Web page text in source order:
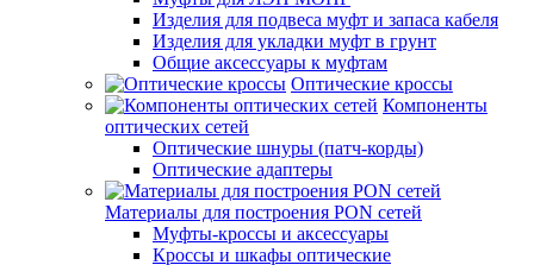
Изделия для подвеса муфт и запаса кабеля
Изделия для укладки муфт в грунт
Общие аксессуары к муфтам
Оптические кроссы
Компоненты
оптических сетей
Оптические шнуры (патч-корды)
Оптические адаптеры
Материалы для построения PON сетей
Муфты-кроссы и аксессуары
Кроссы и шкафы оптические